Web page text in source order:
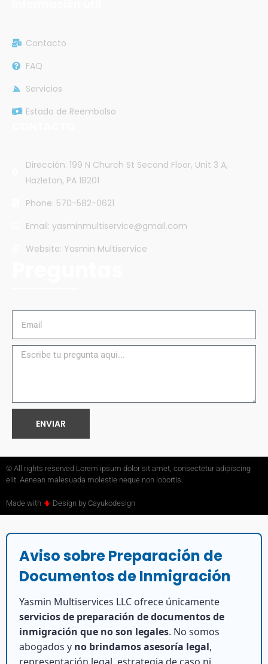
Contacto
FAQ
Servicios
Estado de Reembolso
Dirección: 199 N Church St Second Floor, Unit 3 A,
Hazleton, PA 18201
Phone: 570-582-0621
Email: yasminmultiservice@gmail.com
Website: Yasmin Multiservice
ENVIAR
© All rights reserved Lorem ipsum dolor sit amet, consectetur adipiscing
elit. Aenean malesuada molestie neque non lobortis.
Made with 🌵 Design by Cayukodesign
Aviso sobre Preparación de
Documentos de Inmigración
Yasmin Multiservices LLC ofrece únicamente
servicios de preparación de documentos de
inmigración que no son legales. No somos
abogados y no brindamos asesoría legal,